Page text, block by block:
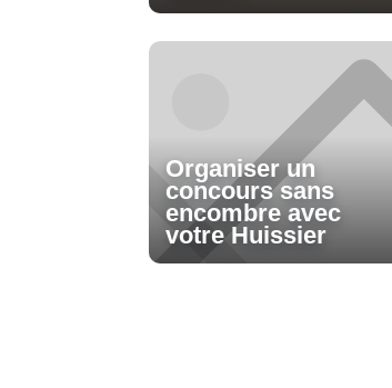
Organiser un
concours sans
encombre avec
votre Huissier